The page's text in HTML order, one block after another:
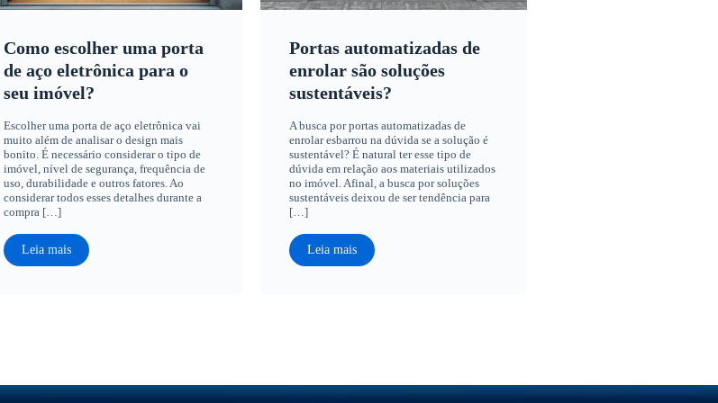
Como escolher uma porta
de aço eletrônica para o
seu imóvel?
Escolher uma porta de aço eletrônica vai
muito além de analisar o design mais
bonito. É necessário considerar o tipo de
imóvel, nível de segurança, frequência de
uso, durabilidade e outros fatores. Ao
considerar todos esses detalhes durante a
compra […]
Leia mais
Portas automatizadas de
enrolar são soluções
sustentáveis?
A busca por portas automatizadas de
enrolar esbarrou na dúvida se a solução é
sustentável? É natural ter esse tipo de
dúvida em relação aos materiais utilizados
no imóvel. Afinal, a busca por soluções
sustentáveis deixou de ser tendência para
[…]
Leia mais